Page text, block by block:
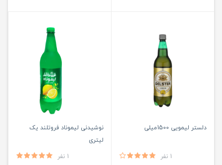
دلستر لیمویی 1500میلی
1 نفر
نوشیدنی لیموناد فروتلند یک
لیتری
1 نفر